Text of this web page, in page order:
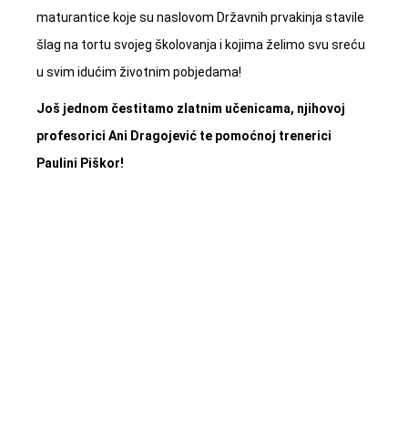
maturantice koje su naslovom Državnih prvakinja stavile
šlag na tortu svojeg školovanja i kojima želimo svu sreću
u svim idućim životnim pobjedama!
Još jednom čestitamo zlatnim učenicama, njihovoj
profesorici Ani Dragojević te pomoćnoj trenerici
Paulini Piškor!